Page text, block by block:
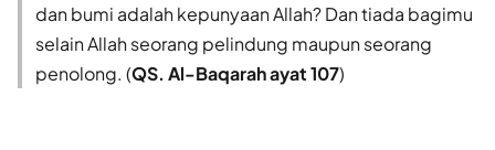
dan bumi adalah kepunyaan Allah? Dan tiada bagimu
selain Allah seorang pelindung maupun seorang
penolong. (QS. Al-Baqarah ayat 107)